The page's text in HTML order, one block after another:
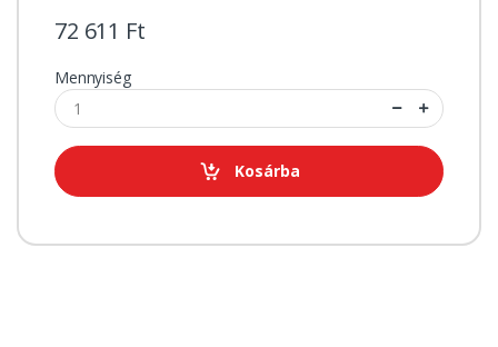
72 611 Ft
Mennyiség
Kosárba